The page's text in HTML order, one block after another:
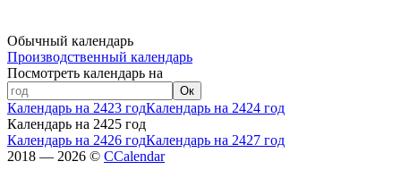
Обычный календарь
Производственный календарь
Посмотреть календарь на
Ок
Календарь на 2423 годКалендарь на 2424 год
Календарь на 2425 год
Календарь на 2426 годКалендарь на 2427 год
2018 — 2026 © CCalendar